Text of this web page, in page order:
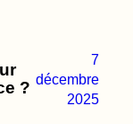
?
7
décembre
2025